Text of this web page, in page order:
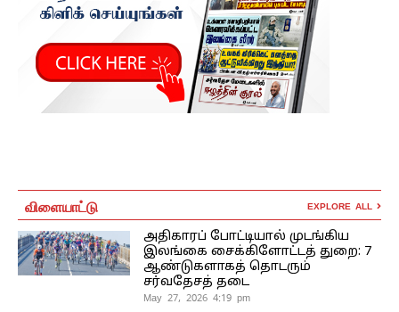
விளையாட்டு EXPLORE ALL
அதிகாரப் போட்டியால் முடங்கிய
இலங்கை சைக்கிளோட்டத் துறை: 7
ஆண்டுகளாகத் தொடரும்
சர்வதேசத் தடை
May 27, 2026 4:19 pm